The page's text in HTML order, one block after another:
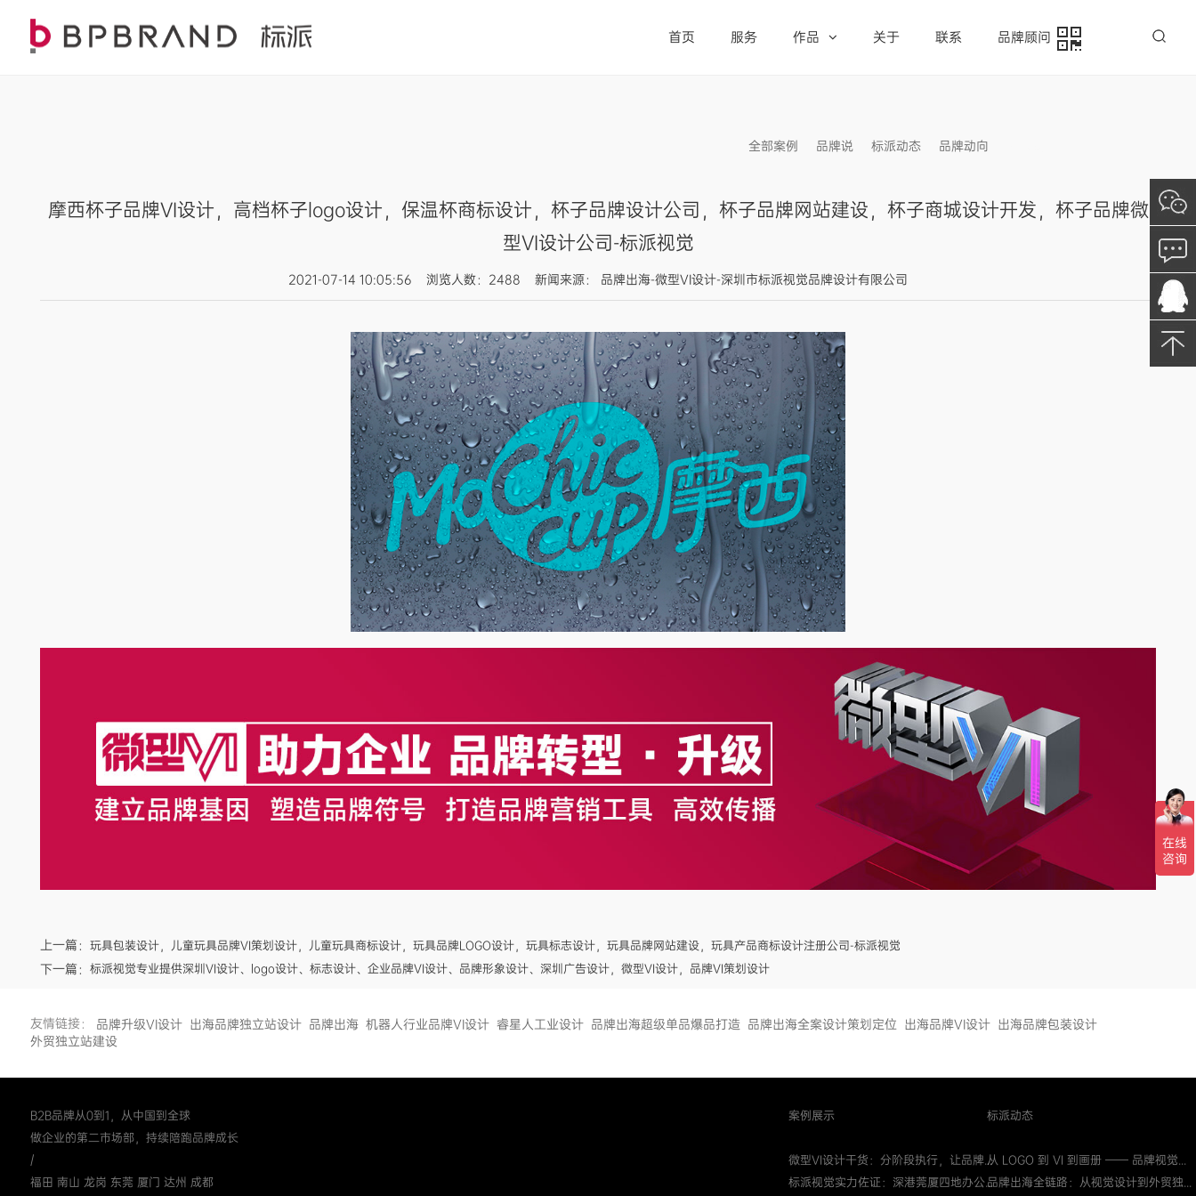
首页 服务 作品 关于 联系 品牌顾问
全部案例 品牌说 标派动态 品牌动向
摩西杯子品牌VI设计，高档杯子logo设计，保温杯商标设计，杯子品牌设计公司，杯子品牌网站建设，杯子商城设计开发，杯子品牌微
型VI设计公司-标派视觉
2021-07-14 10:05:56 浏览人数：2488 新闻来源： 品牌出海-微型VI设计-深圳市标派视觉品牌设计有限公司
上一篇： 玩具包装设计，儿童玩具品牌VI策划设计，儿童玩具商标设计，玩具品牌LOGO设计，玩具标志设计，玩具品牌网站建设，玩具产品商标设计注册公司-标派视觉
下一篇： 标派视觉专业提供深圳VI设计、logo设计、标志设计、企业品牌VI设计、品牌形象设计、深圳广告设计，微型VI设计，品牌VI策划设计
友情链接： 品牌升级VI设计 出海品牌独立站设计 品牌出海 机器人行业品牌VI设计 睿星人工业设计 品牌出海超级单品爆品打造 品牌出海全案设计策划定位 出海品牌VI设计 出海品牌包装设计
外贸独立站建设
B2B品牌从0到1，从中国到全球
做企业的第二市场部，持续陪跑品牌成长
/
福田 南山 龙岗 东莞 厦门 达州 成都
案例展示
微型VI设计干货：分阶段执行，让品牌...
标派视觉实力佐证：深港莞厦四地办公...
标派动态
从 LOGO 到 VI 到画册 —— 品牌视觉...
品牌出海全链路：从视觉设计到外贸独...